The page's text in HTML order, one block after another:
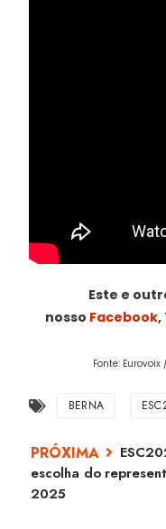
Este e
nosso Facebook,
Fonte:
BERNA
escolha do
2025